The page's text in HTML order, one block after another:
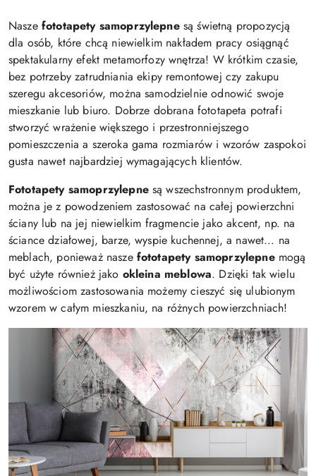
Nasze fototapety samoprzylepnesą świetną propozycją
dla osób, które chcą niewielkim nakładem pracy osiągnąć
spektakularny efekt metamorfozy wnętrza! W krótkim czasie,
bez potrzeby zatrudniania ekipy remontowej czy zakupu
szeregu akcesoriów, można samodzielnie odnowić swoje
mieszkanie lub biuro. Dobrze dobrana fototapeta potrafi
stworzyć wrażenie większego i przestronniejszego
pomieszczenia a szeroka gama rozmiarów i wzorów zaspokoi
gusta nawet najbardziej wymagających klientów.
Fototapety samoprzylepnesą wszechstronnym produktem,
można je z powodzeniem zastosować na całej powierzchni
ściany lub na jej niewielkim fragmencie jako akcent, np. na
ściance działowej, barze, wyspie kuchennej, a nawet... na
meblach, ponieważ nasze fototapety samoprzylepnemogą
być użyte również jako okleina meblowa. Dzięki tak wielu
możliwościom zastosowania możemy cieszyć się ulubionym
wzorem w całym mieszkaniu, na różnych powierzchniach!